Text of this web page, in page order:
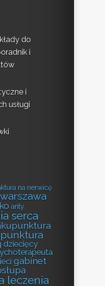
do
i
i
usługi
na nerwicę
anty
serca
dziecięcy
gabinet
leczenia